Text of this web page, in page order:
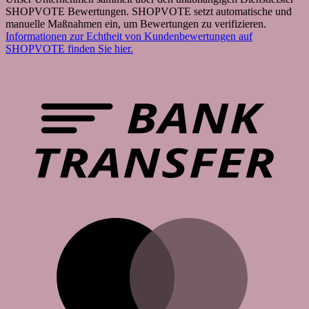
SHOPVOTE Bewertungen. SHOPVOTE setzt automatische und
manuelle Maßnahmen ein, um Bewertungen zu verifizieren.
Informationen zur Echtheit von Kundenbewertungen auf
SHOPVOTE finden Sie hier.